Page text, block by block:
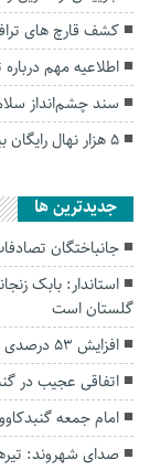
کشف قارچ های
اطلاعیه مهم
سند چشم‌انداز
۵ هزار نهال رایگان بین نمازگزاران جمعه گلستان توزیع شد
جديدترين ها
جانباختگان تصادفات
گلستان است
افزایش ۵۳ درصدی بارندگی‌ها در گلستان
اتفاقی عجیب در‌
امام جمعه
صدای شهروند: